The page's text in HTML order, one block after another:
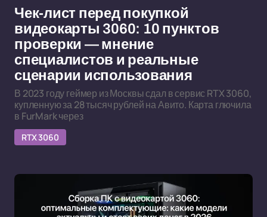
Чек-лист перед покупкой
видеокарты 3060: 10 пунктов
проверки — мнение
специалистов и реальные
сценарии использования
В 2023 году геймер из Москвы сдал в сервис RTX 3060,
купленную за 28 тысяч рублей на Авито. Карта глючила
в FurMark через
RTX 3060